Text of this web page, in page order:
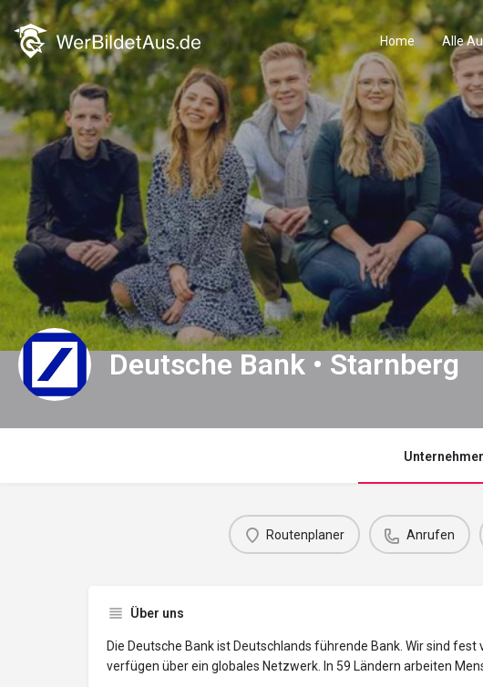
Home Alle
Deutsche Bank • Starnberg
Routenplaner Anrufen
Über uns
Die Deutsche Bank ist Deutschlands führende Bank. Wir sind fest
verfügen über ein globales Netzwerk. In 59 Ländern arbeiten